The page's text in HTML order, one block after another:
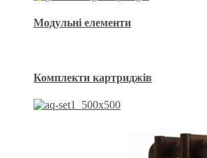
Модульні елементи
Комплекти картриджів